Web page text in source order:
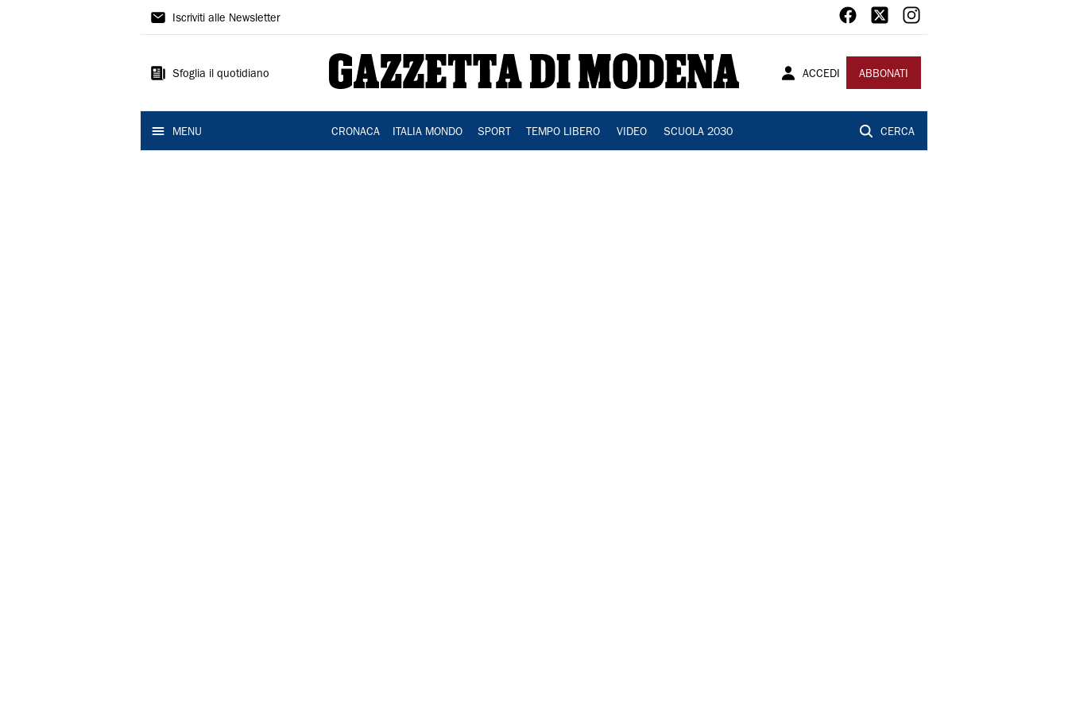
Gazzetta
Modena
Iscriviti alle Newsletter
Sfoglia il quotidiano ACCEDI ABBONATI
MENU CRONACA ITALIA MONDO SPORT TEMPO LIBERO VIDEO SCUOLA 2030 CERCA